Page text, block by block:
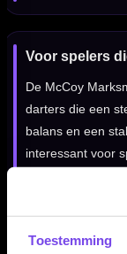
Toestemming
Voor spelers
De McCoy
darters die een
balans en een
interessant voor
Verkrijgbaar